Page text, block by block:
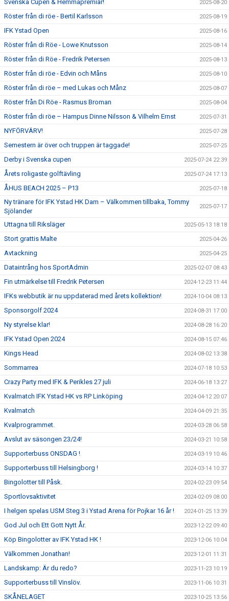
Svenska Cupen & Hemmapremiär! 2025-08-20
Röster från di röe - Bertil Karlsson 2025-08-19
IFK Ystad Open 2025-08-16
Röster från di Röe - Lowe Knutsson 2025-08-14
Röster från di Röe - Fredrik Petersen 2025-08-13
Röster från di röe - Edvin och Måns 2025-08-10
Röster från di röe – med Lukas och Månz 2025-08-07
Röster från Di Röe - Rasmus Broman 2025-08-04
Röster från di röe – Hampus Dinne Nilsson & Vilhelm Ernst 2025-07-31
NYFÖRVÄRV! 2025-07-28
Semestern är över och truppen är taggade! 2025-07-25
Derby i Svenska cupen 2025-07-24 22:39
Årets roligaste golftävling 2025-07-24 17:13
ÅHUS BEACH 2025 – P13 2025-07-18
Ny tränare för IFK Ystad HK Dam – Välkommen tillbaka, Tommy
Sjölander
2025-07-17
Uttagna till Riksläger 2025-05-13 18:18
Stort grattis Malte 2025-04-26
Avtackning 2025-04-25
Dataintrång hos SportAdmin 2025-02-07 08:43
Fin utmärkelse till Fredrik Petersen 2024-12-23 11:44
IFKs webbutik är nu uppdaterad med årets kollektion! 2024-10-04 08:13
Sponsorgolf 2024 2024-08-31 17:00
Ny styrelse klar! 2024-08-28 16:20
IFK Ystad Open 2024 2024-08-15 07:46
Kings Head 2024-08-02 13:38
Sommarrea 2024-07-18 10:53
Crazy Party med IFK & Perikles 27 juli 2024-06-18 13:27
Kvalmatch IFK Ystad HK vs RP Linköping 2024-04-12 20:07
Kvalmatch 2024-04-09 21:35
Kvalprogrammet. 2024-03-28 06:58
Avslut av säsongen 23/24! 2024-03-21 10:58
Supporterbuss ONSDAG ! 2024-03-19 10:46
Supporterbuss till Helsingborg ! 2024-03-14 10:37
Bingolotter till Påsk. 2024-02-23 09:54
Sportlovsaktivitet 2024-02-09 08:00
I helgen spelas USM Steg 3 i Ystad Arena för Pojkar 16 år ! 2024-01-25 13:39
God Jul och Ett Gott Nytt År. 2023-12-22 09:40
Köp Bingolotter av IFK Ystad HK ! 2023-12-06 10:04
Välkommen Jonathan! 2023-12-01 11:31
Landskamp: Är du redo? 2023-11-23 10:19
Supporterbuss till Vinslöv. 2023-11-06 10:31
SKÅNELAGET 2023-10-25 13:56